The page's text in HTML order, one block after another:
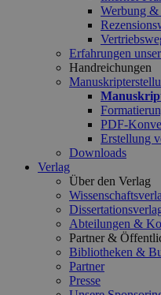
Werbung &
Erfahrungen
Handreichungen
PDF-
Erstellung
Downloads
Verlag
Über den Verlag
Abteilungen &
Partner &
Bibliotheken &
Partner
Presse